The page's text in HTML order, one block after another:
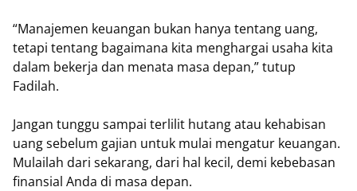
“Manajemen keuangan bukan hanya tentang uang,
tetapi tentang bagaimana kita menghargai usaha kita
dalam bekerja dan menata masa depan,” tutup
Fadilah.
Jangan tunggu sampai terlilit hutang atau kehabisan
uang sebelum gajian untuk mulai mengatur keuangan.
Mulailah dari sekarang, dari hal kecil, demi kebebasan
finansial Anda di masa depan.